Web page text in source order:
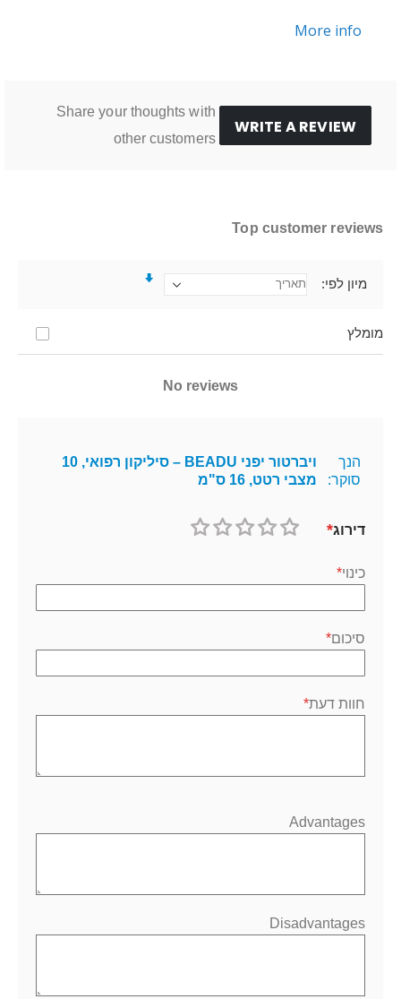
More info
WRITE A REVIEW
Share your thoughts with
other customers
Top customer reviews
מומלץ
מיון לפי
No reviews
הנך
סוקר:
ויברטור יפני BEADU – סיליקון רפואי, 10
מצבי רטט, 16 ס"מ
דירוג
כינוי
סיכום
חוות דעת
Advantages
Disadvantages